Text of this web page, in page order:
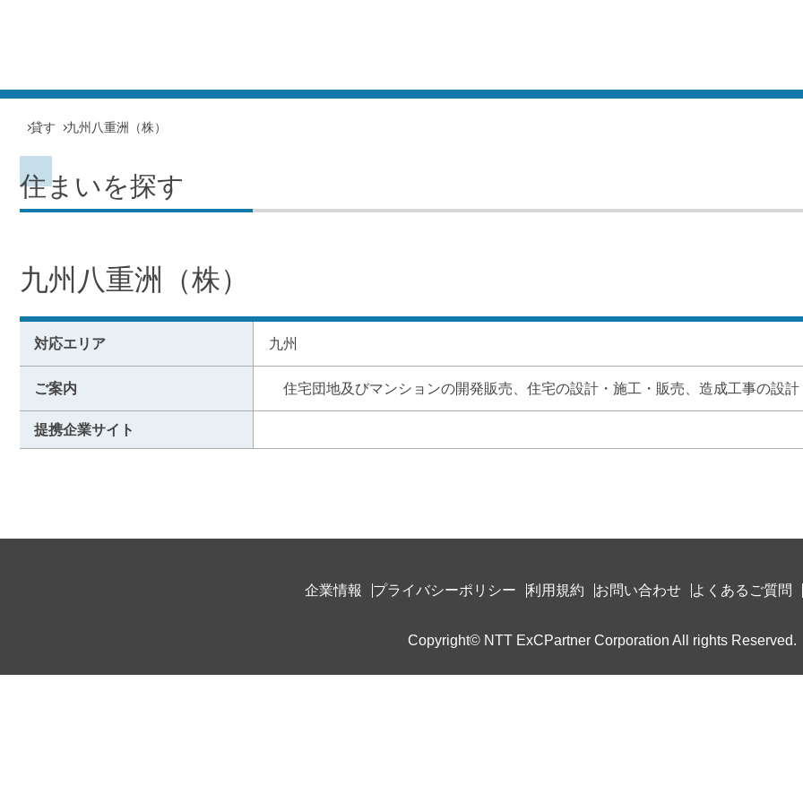
貸す 九州八重洲（株）
住まいを探す
九州八重洲（株）
対応エリア 九州
ご案内 住宅団地及びマンションの開発販売、住宅の設計・施工・販売、造成工事の設計
提携企業サイト
企業情報 プライバシーポリシー 利用規約 お問い合わせ よくあるご質問
Copyright© NTT ExCPartner Corporation All rights Reserved.